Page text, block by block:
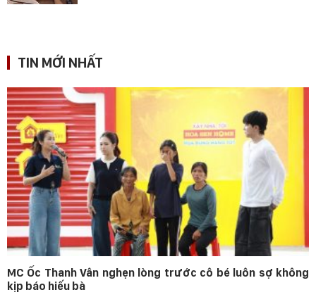
TIN MỚI NHẤT
MC Ốc Thanh Vân nghẹn lòng trước cô bé luôn sợ không
kịp báo hiếu bà